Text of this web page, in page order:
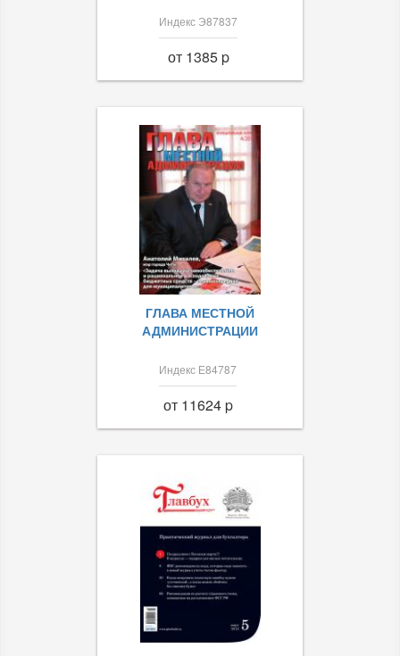
Индекс Э87837
от 1385 p
ГЛАВА МЕСТНОЙ
АДМИНИСТРАЦИИ
Индекс Е84787
от 11624 p